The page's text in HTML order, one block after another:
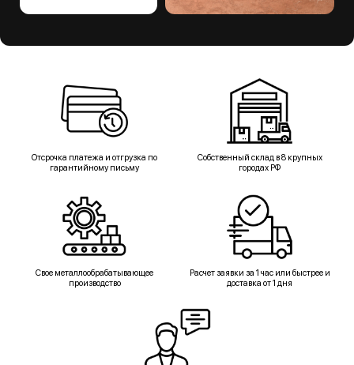
Отсрочка платежа и отгрузка по
гарантийному письму
Собственный склад в 8 крупных
городах РФ
Свое металлообрабатывающее
производство
Расчет заявки за 1 час или быстрее и
доставка от 1 дня